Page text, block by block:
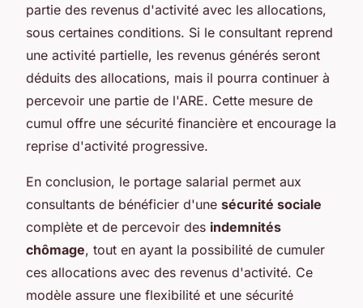
partie des revenus d'activité avec les allocations,
sous certaines conditions. Si le consultant reprend
une activité partielle, les revenus générés seront
déduits des allocations, mais il pourra continuer à
percevoir une partie de l'ARE. Cette mesure de
cumul offre une sécurité financière et encourage la
reprise d'activité progressive.
En conclusion, le portage salarial permet aux
consultants de bénéficier d'une sécurité sociale
complète et de percevoir des indemnités
chômage, tout en ayant la possibilité de cumuler
ces allocations avec des revenus d'activité. Ce
modèle assure une flexibilité et une sécurité